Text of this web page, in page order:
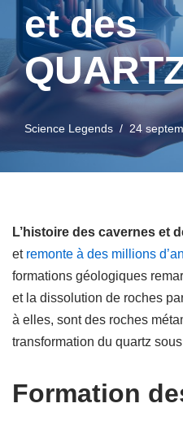
et des
Science Legends 24
L’histoire des cavernes et
et remonte à des millions
formations géologiques
et la dissolution de roches
à elles, sont des roches
transformation du quartz
Formation